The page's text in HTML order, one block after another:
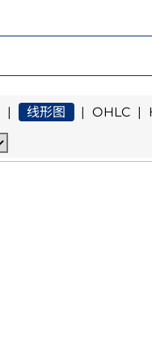
| 线形图 |OHLC |